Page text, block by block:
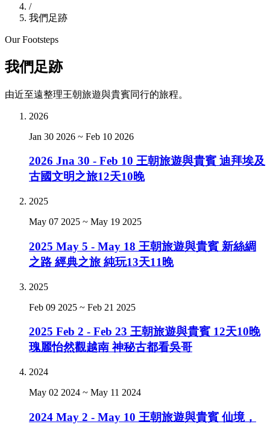
/
我們足跡
Our Footsteps
我們足跡
由近至遠整理王朝旅遊與貴賓同行的旅程。
2026
Jan 30 2026 ~ Feb 10 2026
2026 Jna 30 - Feb 10 王朝旅遊與貴賓 迪拜埃及
古國文明之旅12天10晚
2025
May 07 2025 ~ May 19 2025
2025 May 5 - May 18 王朝旅遊與貴賓 新絲綢
之路 經典之旅 純玩13天11晚
2025
Feb 09 2025 ~ Feb 21 2025
2025 Feb 2 - Feb 23 王朝旅遊與貴賓 12天10晚
瑰麗怡然觀越南 神秘古都看吳哥
2024
May 02 2024 ~ May 11 2024
2024 May 2 - May 10 王朝旅遊與貴賓 仙境，